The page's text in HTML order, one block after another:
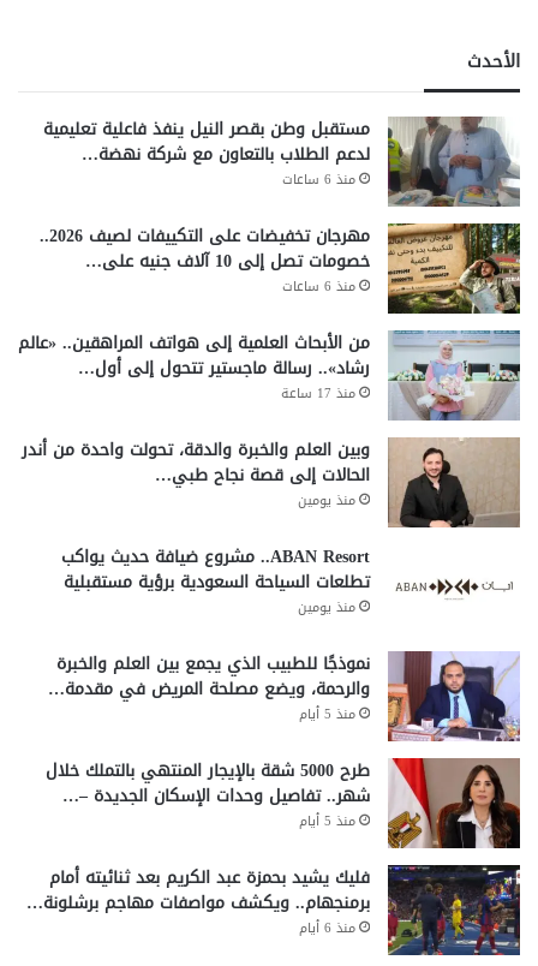
الأحدث
مستقبل وطن بقصر النيل ينفذ فاعلية تعليمية
لدعم الطلاب بالتعاون مع شركة نهضة…
منذ 6 ساعات
مهرجان تخفيضات على التكييفات لصيف 2026..
خصومات تصل إلى 10 آلاف جنيه على…
منذ 6 ساعات
من الأبحاث العلمية إلى هواتف المراهقين.. «عالم
رشاد».. رسالة ماجستير تتحول إلى أول…
منذ 17 ساعة
وبين العلم والخبرة والدقة، تحولت واحدة من أندر
الحالات إلى قصة نجاح طبي…
منذ يومين
ABAN Resort.. مشروع ضيافة حديث يواكب
تطلعات السياحة السعودية برؤية مستقبلية
منذ يومين
نموذجًا للطبيب الذي يجمع بين العلم والخبرة
والرحمة، ويضع مصلحة المريض في مقدمة…
منذ 5 أيام
طرح 5000 شقة بالإيجار المنتهي بالتملك خلال
شهر.. تفاصيل وحدات الإسكان الجديدة –…
منذ 5 أيام
فليك يشيد بحمزة عبد الكريم بعد ثنائيته أمام
برمنجهام.. ويكشف مواصفات مهاجم برشلونة…
منذ 6 أيام